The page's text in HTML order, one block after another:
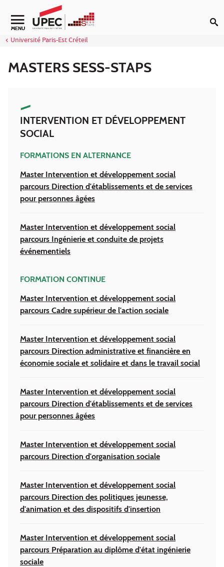
Aller au contenu
Navigation secondaire
MENU
Université Paris-Est Créteil
MASTERS SESS-STAPS
INTERVENTION ET DÉVELOPPEMENT
SOCIAL
FORMATIONS EN ALTERNANCE
Master Intervention et développement social
parcours Direction d'établissements et de services
pour personnes âgées
Master Intervention et développement social
parcours Ingénierie et conduite de projets
événementiels
FORMATION CONTINUE
Master Intervention et développement social
parcours Cadre supérieur de l'action sociale
Master Intervention et développement social
parcours Direction administrative et financière en
économie sociale et solidaire et dans le travail social
Master Intervention et développement social
parcours Direction d'établissements et de services
pour personnes âgées
Master Intervention et développement social
parcours Direction d'organisation sociale
Master Intervention et développement social
parcours Direction des politiques jeunesse,
d'animation et des dispositifs d'insertion
Master Intervention et développement social
parcours Préparation au diplôme d'état ingénierie
sociale